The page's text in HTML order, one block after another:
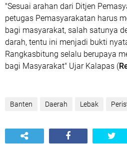
"Sesuai arahan dari Ditjen
petugas Pemasyarakatan harus
bagi masyarakat, salah satunya
darah, tentu ini menjadi bukti
Rangkasbitung selalu berupaya
bagi Masyarakat" Ujar Kalapas (
Banten Daerah Lebak